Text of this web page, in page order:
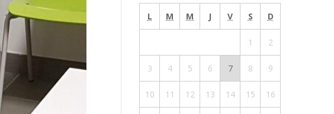
L
M M J V S D
1 2
3 4 5 6 7 8 9
10 11 12 13 14 15 16